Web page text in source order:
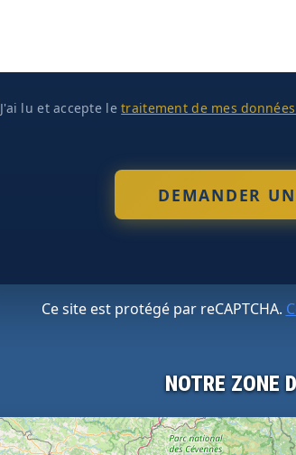
J'ai lu et accepte letraitement de mes
Ce site est protégé par reCAPTCHA.
NOTRE ZONE